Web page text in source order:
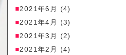
2021年6月
(4)
2021年4月
(3)
2021年3月
(2)
2021年2月
(4)